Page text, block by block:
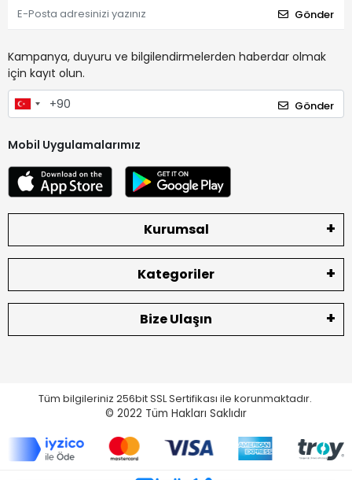
Gönder
Kampanya, duyuru ve bilgilendirmelerden haberdar olmak
için kayıt olun.
Gönder
Mobil Uygulamalarımız
Kurumsal
Kategoriler
Bize Ulaşın
Tüm bilgileriniz 256bit SSL Sertifikası ile korunmaktadır.
© 2022 Tüm Hakları Saklıdır